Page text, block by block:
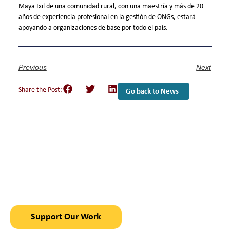
Maya Ixil de una comunidad rural, con una maestría y más de 20
años de experiencia profesional en la gestión de ONGs, estará
apoyando a organizaciones de base por todo el país.
Previous Next
Share the Post: Go back to News
Support Our Work